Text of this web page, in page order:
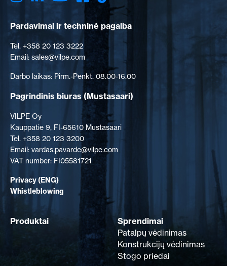
Pardavimai ir techninė pagalba
Tel. +358 20 123 3222
Email: sales@vilpe.com
Darbo laikas: Pirm.-Penkt. 08.00-16.00
Pagrindinis biuras(Mustasaari)
VILPE Oy
Kauppatie 9, FI-65610 Mustasaari
Tel. +358 20 123 3200
Email: vardas.pavarde@vilpe.com
VAT number: FI05581721
Privacy (ENG)
Whistleblowing
Produktai
Sprendimai
Patalpų vėdinimas
Konstrukcijų vėdinimas
Stogo priedai